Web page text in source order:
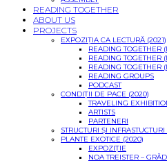
READING TOGETHER
ABOUT US
PROJECTS
EXPOZIȚIA CA LECTURĂ (2021)
READING TOGETHER
READING TOGETHER
READING TOGETHER
READING GROUPS
PODCAST
CONDIȚII DE PACE (2020)
TRAVELING
ARTISTS
PARTENERI
STRUCTURI ȘI INFRASTUCTURI
PLANTE EXOTICE (2020)
EXPOZIȚIE
NOA TREISTER –